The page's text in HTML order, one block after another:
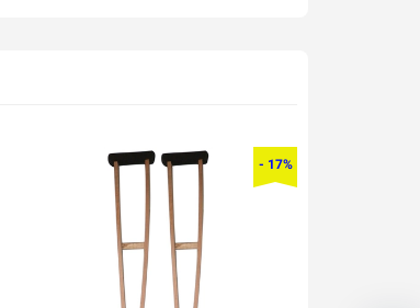
- 17%